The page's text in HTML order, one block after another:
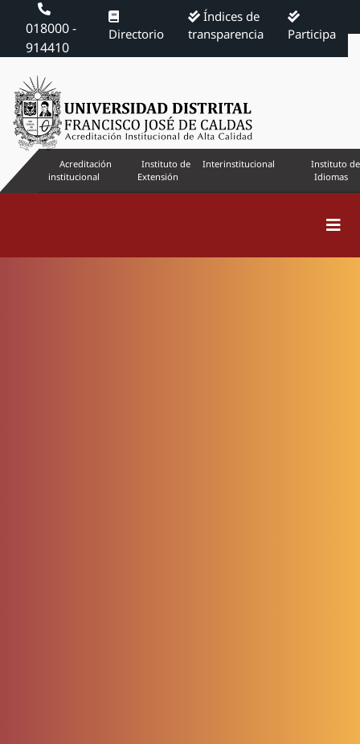
018000 -
914410
Directorio
Índices de
transparencia
Participa
Acreditación
institucional
Instituto de
Extensión
Interinstitucional
Instituto de
Idiomas